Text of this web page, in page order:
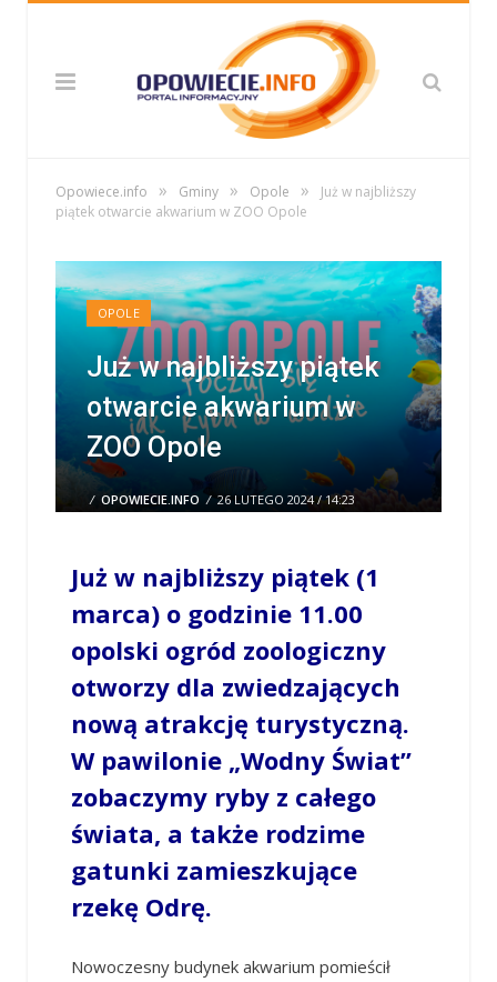
Opowiece.info » Gminy » Opole »
Już w najbliższy
piątek otwarcie akwarium w ZOO Opole
OPOLE
Już w najbliższy piątek
otwarcie akwarium w
ZOO Opole
/ OPOWIECIE.INFO / 26 LUTEGO 2024 / 14:23
0 COMMENTS
Już w najbliższy piątek (1
marca) o godzinie 11.00
opolski ogród zoologiczny
otworzy dla zwiedzających
nową atrakcję turystyczną.
W pawilonie „Wodny Świat”
zobaczymy ryby z całego
świata, a także rodzime
gatunki zamieszkujące
rzekę Odrę.
Nowoczesny budynek akwarium pomieścił